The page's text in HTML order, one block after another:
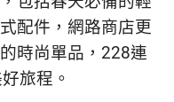
配件，網路商店更
時尚單品，228連
旅程。